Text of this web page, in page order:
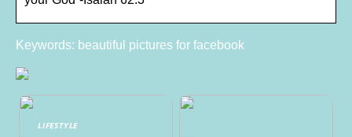
Keywords: beautiful pictures for facebook
LIFESTYLE